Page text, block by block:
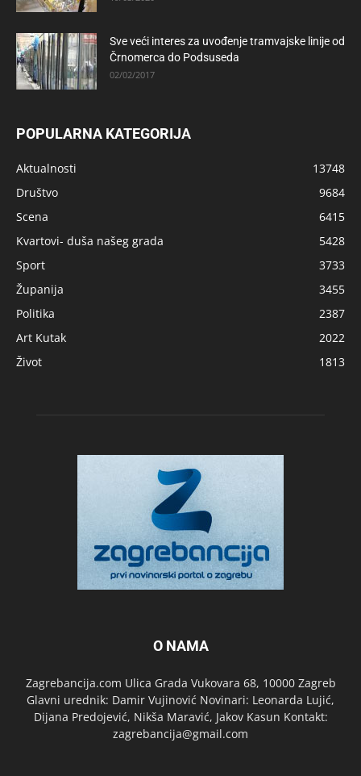
Sve veći interes za uvođenje tramvajske linije od
Črnomerca do Podsuseda
02/02/2017
POPULARNA KATEGORIJA
Aktualnosti
13748
Društvo
9684
Scena
6415
Kvartovi- duša našeg grada
5428
Sport
3733
Županija
3455
Politika
2387
Art Kutak
2022
Život
1813
O NAMA
Zagrebancija.com Ulica Grada Vukovara 68, 10000 Zagreb
Glavni urednik: Damir Vujinović Novinari: Leonarda Lujić,
Dijana Predojević, Nikša Maravić, Jakov Kasun Kontakt:
zagrebancija@gmail.com